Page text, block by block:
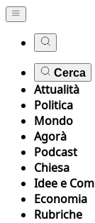
Cerca
Attualità
Politica
Mondo
Agorà
Podcast
Chiesa
Idee e
Economia
Rubriche